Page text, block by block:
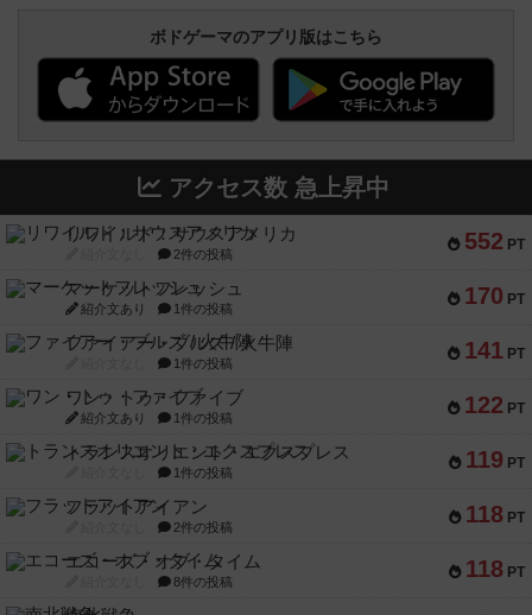
ボドゲーマのアプリ版はこちら
アクセス数 急上昇中
552 PT
リワイルド：サウスアメリカ
2件の投稿
170 PT
マーケットフレッシュ
紹介文あり 1件の投稿
141 PT
ファイアー・ブルズ / 火牛陣
1件の投稿
122 PT
ワン・トゥ・ファイブ
紹介文あり 1件の投稿
119 PT
トランスオリエント・エクスプレス
1件の投稿
118 PT
フラットアイアン
2件の投稿
118 PT
エコーズ・オブ・タイム
8件の投稿